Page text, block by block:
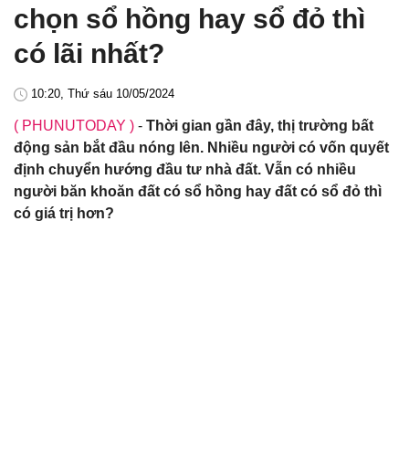
chọn sổ hồng hay sổ đỏ thì
có lãi nhất?
10:20, Thứ sáu 10/05/2024
( PHUNUTODAY ) - Thời gian gần đây, thị trường bất
động sản bắt đầu nóng lên. Nhiều người có vốn quyết
định chuyển hướng đầu tư nhà đất. Vẫn có nhiều
người băn khoăn đất có sổ hồng hay đất có sổ đỏ thì
có giá trị hơn?